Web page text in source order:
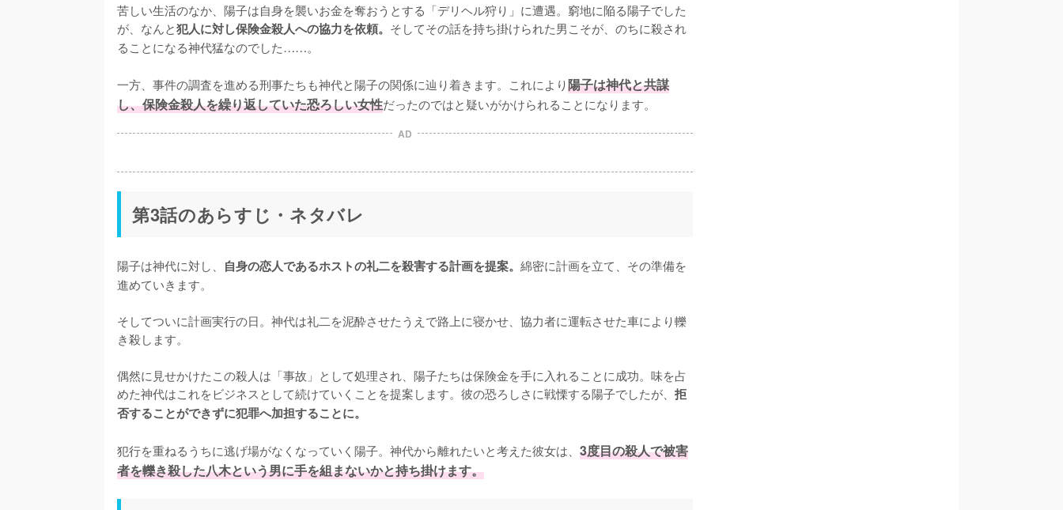
苦しい生活のなか、陽子は自身を襲いお金を奪おうとする「デリヘル狩り」に遭遇。窮地に陥る陽子でした
が、なんと犯人に対し保険金殺人への協力を依頼。 そしてその話を持ち掛けられた男こそが、のちに殺され
ることになる神代猛なのでした……。
一方、事件の調査を進める刑事たちも神代と陽子の関係に辿り着きます。これにより陽子は神代と共謀
し、保険金殺人を繰り返していた恐ろしい女性だったのではと疑いがかけられることになります。
AD
第3話のあらすじ・ネタバレ
陽子は神代に対し、 自身の恋人であるホストの礼二を殺害する計画を提案。 綿密に計画を立て、その準備を
進めていきます。
そしてついに計画実行の日。神代は礼二を泥酔させたうえで路上に寝かせ、協力者に運転させた車により轢
き殺します。
偶然に見せかけたこの殺人は「事故」として処理され、陽子たちは保険金を手に入れることに成功。味を占
めた神代はこれをビジネスとして続けていくことを提案します。彼の恐ろしさに戦慄する陽子でしたが、 拒
否することができずに犯罪へ加担することに。
犯行を重ねるうちに逃げ場がなくなっていく陽子。神代から離れたいと考えた彼女は、 3度目の殺人で被害
者を轢き殺した八木という男に手を組まないかと持ち掛けます。